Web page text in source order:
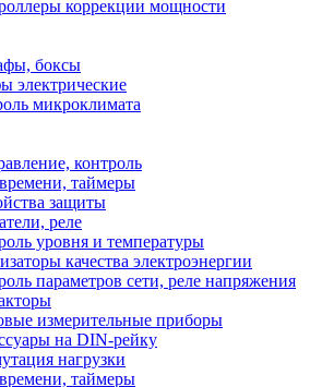
коррекции мощности
боксы
электрические
микроклимата
контроль
таймеры
защиты
реле
уровня и температуры
качества электроэнергии
параметров сети, реле напряжения
измерительные приборы
на DIN-рейку
нагрузки
таймеры